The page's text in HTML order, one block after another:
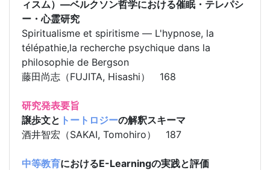
ィスム）―ベルクソン哲学における催眠・テレパシ
ー・心霊研究
Spiritualisme et spiritisme ― L'hypnose, la
télépathie,la recherche psychique dans la
philosophie de Bergson
藤田尚志（FUJITA, Hisashi） 168
研究発表要旨
譲歩文と トートロジーの解釈スキーマ
酒井智宏（SAKAI, Tomohiro） 187
中等教育におけるE-Learningの実践と評価